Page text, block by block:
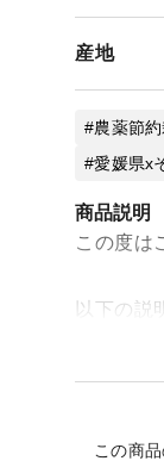
産地
農薬節
愛媛県x
商品説明
この度は
以下の説
な方向
この商